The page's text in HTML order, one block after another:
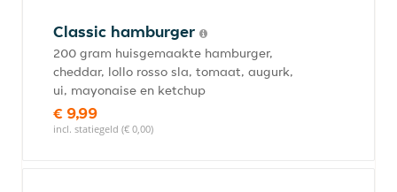
Classic hamburger
200 gram huisgemaakte hamburger,
cheddar, lollo rosso sla, tomaat, augurk,
ui, mayonaise en ketchup
€ 9,99
incl. statiegeld (€ 0,00)